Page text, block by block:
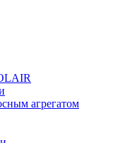
агрегатом